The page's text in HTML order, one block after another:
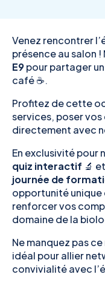
Venez rencontrer
présence au salon
E9pour partager
café ☕.
Profitez de cette
services, poser
directement avec
En exclusivité pour
quiz interactif 🔬
journée de
opportunité unique
renforcer vos
domaine de la
Ne manquez pas
idéal pour allier
convivialité avec